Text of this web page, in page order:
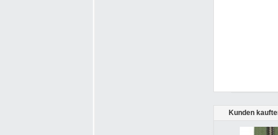
Kunden